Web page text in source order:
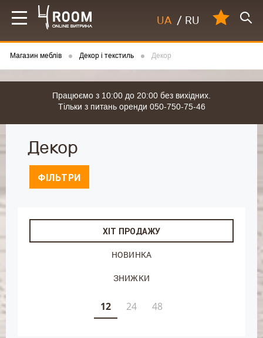
UA / RU
Магазин меблів Декор і текстиль Декор
Працюємо з 10:00 до 20:00 без вихідних.
Тільки з питань оренди 050-750-75-46
Декор
ФІЛЬТРИ
ХІТ ПРОДАЖУ
НОВИНКА
ЗНИЖКИ
12 24 48